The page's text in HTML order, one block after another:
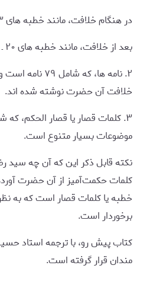
در هنگام خلافت، مانند خطبه های ۳ ـ ۱۲ ـ ۱۵ ـ ۱۶ و...؛
بعد از خلافت، مانند خطبه های ۲۰ ـ ۲۱ ـ ۲۷ ـ ۱۰۵ ـ ۴۷ ـ ۱۰۸ و...
۲. نامه ها، که
خلافت آن حضرت نوشته شده اند.
موضوعات بسیار متنوع است.
نکته قابل ذکر این که آن چه سید
کلمات حکمت‌آمیز از آن حضرت
خطبه یا کلمات قصار است که به
برخوردار است.
کتاب پیش رو، با ترجمه استاد
مندان قرار گرفته است.